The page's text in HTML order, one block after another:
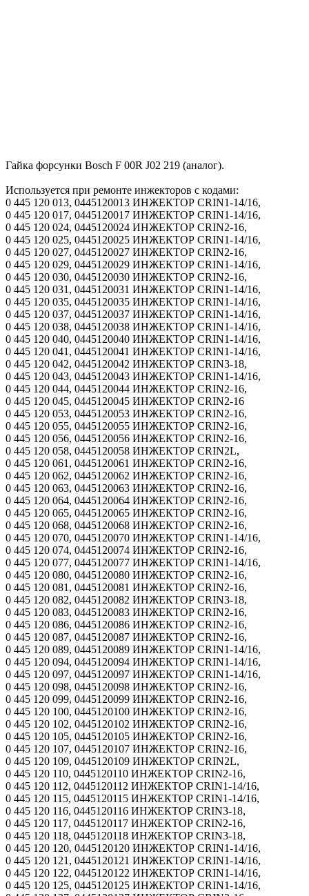
Гайка форсунки Bosch F 00R J02 219 (аналог).
Используется при ремонте инжекторов с кодами:
0 445 120 013, 0445120013 ИНЖЕКТОР CRIN1-14/16,
0 445 120 017, 0445120017 ИНЖЕКТОР CRIN1-14/16,
0 445 120 024, 0445120024 ИНЖЕКТОР CRIN2-16,
0 445 120 025, 0445120025 ИНЖЕКТОР CRIN1-14/16,
0 445 120 027, 0445120027 ИНЖЕКТОР CRIN2-16,
0 445 120 029, 0445120029 ИНЖЕКТОР CRIN1-14/16,
0 445 120 030, 0445120030 ИНЖЕКТОР CRIN2-16,
0 445 120 031, 0445120031 ИНЖЕКТОР CRIN1-14/16,
0 445 120 035, 0445120035 ИНЖЕКТОР CRIN1-14/16,
0 445 120 037, 0445120037 ИНЖЕКТОР CRIN1-14/16,
0 445 120 038, 0445120038 ИНЖЕКТОР CRIN1-14/16,
0 445 120 040, 0445120040 ИНЖЕКТОР CRIN1-14/16,
0 445 120 041, 0445120041 ИНЖЕКТОР CRIN1-14/16,
0 445 120 042, 0445120042 ИНЖЕКТОР CRIN3-18,
0 445 120 043, 0445120043 ИНЖЕКТОР CRIN1-14/16,
0 445 120 044, 0445120044 ИНЖЕКТОР CRIN2-16,
0 445 120 045, 0445120045 ИНЖЕКТОР CRIN2-16
0 445 120 053, 0445120053 ИНЖЕКТОР CRIN2-16,
0 445 120 055, 0445120055 ИНЖЕКТОР CRIN2-16,
0 445 120 056, 0445120056 ИНЖЕКТОР CRIN2-16,
0 445 120 058, 0445120058 ИНЖЕКТОР CRIN2L,
0 445 120 061, 0445120061 ИНЖЕКТОР CRIN2-16,
0 445 120 062, 0445120062 ИНЖЕКТОР CRIN2-16,
0 445 120 063, 0445120063 ИНЖЕКТОР CRIN2-16,
0 445 120 064, 0445120064 ИНЖЕКТОР CRIN2-16,
0 445 120 065, 0445120065 ИНЖЕКТОР CRIN2-16,
0 445 120 068, 0445120068 ИНЖЕКТОР CRIN2-16,
0 445 120 070, 0445120070 ИНЖЕКТОР CRIN1-14/16,
0 445 120 074, 0445120074 ИНЖЕКТОР CRIN2-16,
0 445 120 077, 0445120077 ИНЖЕКТОР CRIN1-14/16,
0 445 120 080, 0445120080 ИНЖЕКТОР CRIN2-16,
0 445 120 081, 0445120081 ИНЖЕКТОР CRIN2-16,
0 445 120 082, 0445120082 ИНЖЕКТОР CRIN3-18,
0 445 120 083, 0445120083 ИНЖЕКТОР CRIN2-16,
0 445 120 086, 0445120086 ИНЖЕКТОР CRIN2-16,
0 445 120 087, 0445120087 ИНЖЕКТОР CRIN2-16,
0 445 120 089, 0445120089 ИНЖЕКТОР CRIN1-14/16,
0 445 120 094, 0445120094 ИНЖЕКТОР CRIN1-14/16,
0 445 120 097, 0445120097 ИНЖЕКТОР CRIN1-14/16,
0 445 120 098, 0445120098 ИНЖЕКТОР CRIN2-16,
0 445 120 099, 0445120099 ИНЖЕКТОР CRIN2-16,
0 445 120 100, 0445120100 ИНЖЕКТОР CRIN2-16,
0 445 120 102, 0445120102 ИНЖЕКТОР CRIN2-16,
0 445 120 105, 0445120105 ИНЖЕКТОР CRIN2-16,
0 445 120 107, 0445120107 ИНЖЕКТОР CRIN2-16,
0 445 120 109, 0445120109 ИНЖЕКТОР CRIN2L,
0 445 120 110, 0445120110 ИНЖЕКТОР CRIN2-16,
0 445 120 112, 0445120112 ИНЖЕКТОР CRIN1-14/16,
0 445 120 115, 0445120115 ИНЖЕКТОР CRIN1-14/16,
0 445 120 116, 0445120116 ИНЖЕКТОР CRIN3-18,
0 445 120 117, 0445120117 ИНЖЕКТОР CRIN2-16,
0 445 120 118, 0445120118 ИНЖЕКТОР CRIN3-18,
0 445 120 120, 0445120120 ИНЖЕКТОР CRIN1-14/16,
0 445 120 121, 0445120121 ИНЖЕКТОР CRIN1-14/16,
0 445 120 122, 0445120122 ИНЖЕКТОР CRIN1-14/16,
0 445 120 125, 0445120125 ИНЖЕКТОР CRIN1-14/16,